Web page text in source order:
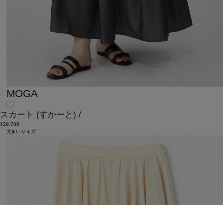
MOGA
スカート (すかーと) /
¥29,700
大きいサイズ